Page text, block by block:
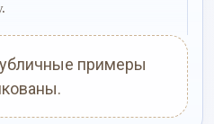
примеры